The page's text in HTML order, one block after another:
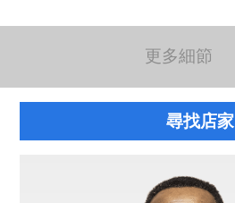
更多細節
尋找店家